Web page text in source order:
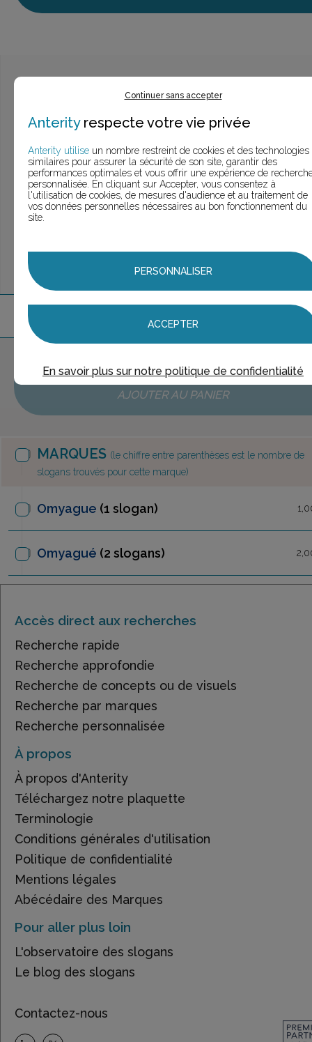
Ce n’est pas exactement ce que je recherche
> Voir larecherche approfondie
UNE QUESTION ?
marque
AJOUTER AU PANIER
MARQUES (le chiffre entre parenthèses est le nombre de
slogans trouvés pour cette marque)
Omyague (1 slogan)
Omyagué (2 slogans)
Accès direct aux recherches
Recherche rapide
Recherche approfondie
Recherche de concepts ou de visuels
Recherche par marques
Recherche personnalisée
À propos
À propos d'Anterity
Téléchargez notre plaquette
Terminologie
Conditions générales d'utilisation
Politique de confidentialité
Mentions légales
Abécédaire des Marques
Pour aller plus loin
L'observatoire des slogans
Le blog des slogans
Contactez-nous
Continuer sans accepter
Anterityrespecte votre vie privée
Anterity utilise un nombre restreint de cookies et des technologies
similaires pour assurer la sécurité de son site, garantir des
performances optimales et vous offrir une expérience de
personnalisée. En cliquant sur Accepter, vous consentez à
l'utilisation de cookies, de mesures d'audience et au traitement de
vos données personnelles nécessaires au bon fonctionnement du
site.
PERSONNALISER
ACCEPTER
En savoir plus sur notre politique de confidentialité